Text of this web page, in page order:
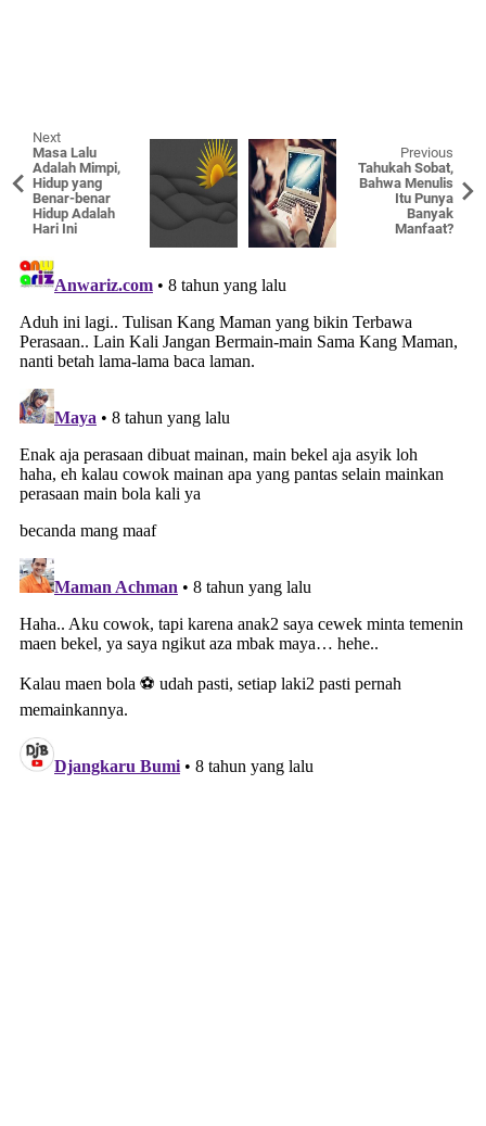
Next
Masa Lalu
Adalah Mimpi,
Hidup yang
Benar-benar
Hidup Adalah
Hari Ini
Previous
Tahukah Sobat,
Bahwa Menulis
Itu Punya
Banyak
Manfaat?